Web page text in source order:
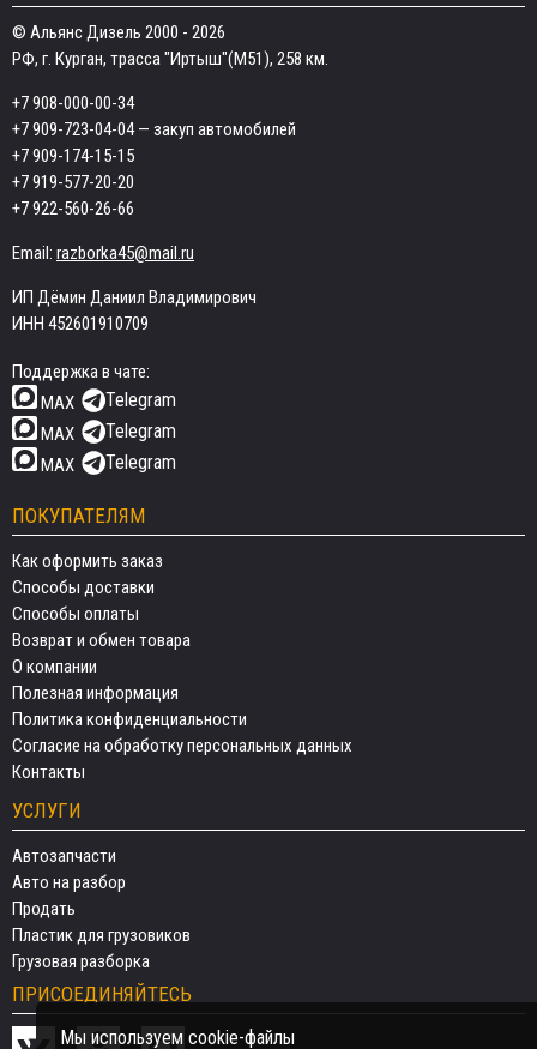
© Альянс Дизель 2000 - 2026
РФ, г. Курган, трасса "Иртыш"(М51), 258 км.
+7 908-000-00-34
+7 909-723-04-04— закуп автомобилей
+7 909-174-15-15
+7 919-577-20-20
+7 922-560-26-66
Email: razborka45@mail.ru
ИП Дёмин Даниил Владимирович
ИНН 452601910709
Поддержка в чате:
MAX
Telegram
MAX Telegram
MAX Telegram
ПОКУПАТЕЛЯМ
Как оформить заказ
Способы доставки
Способы оплаты
Возврат и обмен товара
О компании
Полезная информация
Политика конфиденциальности
Согласие на обработку персональных данных
Контакты
УСЛУГИ
Автозапчасти
Авто на разбор
Продать
Пластик для грузовиков
Грузовая разборка
ПРИСОЕДИНЯЙТЕСЬ
Мы используем cookie-файлы